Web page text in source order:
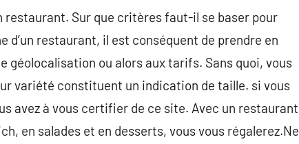
restaurant. Sur que critères faut-il se baser pour
d’un restaurant, il est conséquent de prendre en
ou alors aux tarifs. Sans quoi, vous
variété constituent un indication de taille. si vous
avez à vous certifier de ce site. Avec un restaurant
en salades et en desserts, vous vous régalerez.Ne